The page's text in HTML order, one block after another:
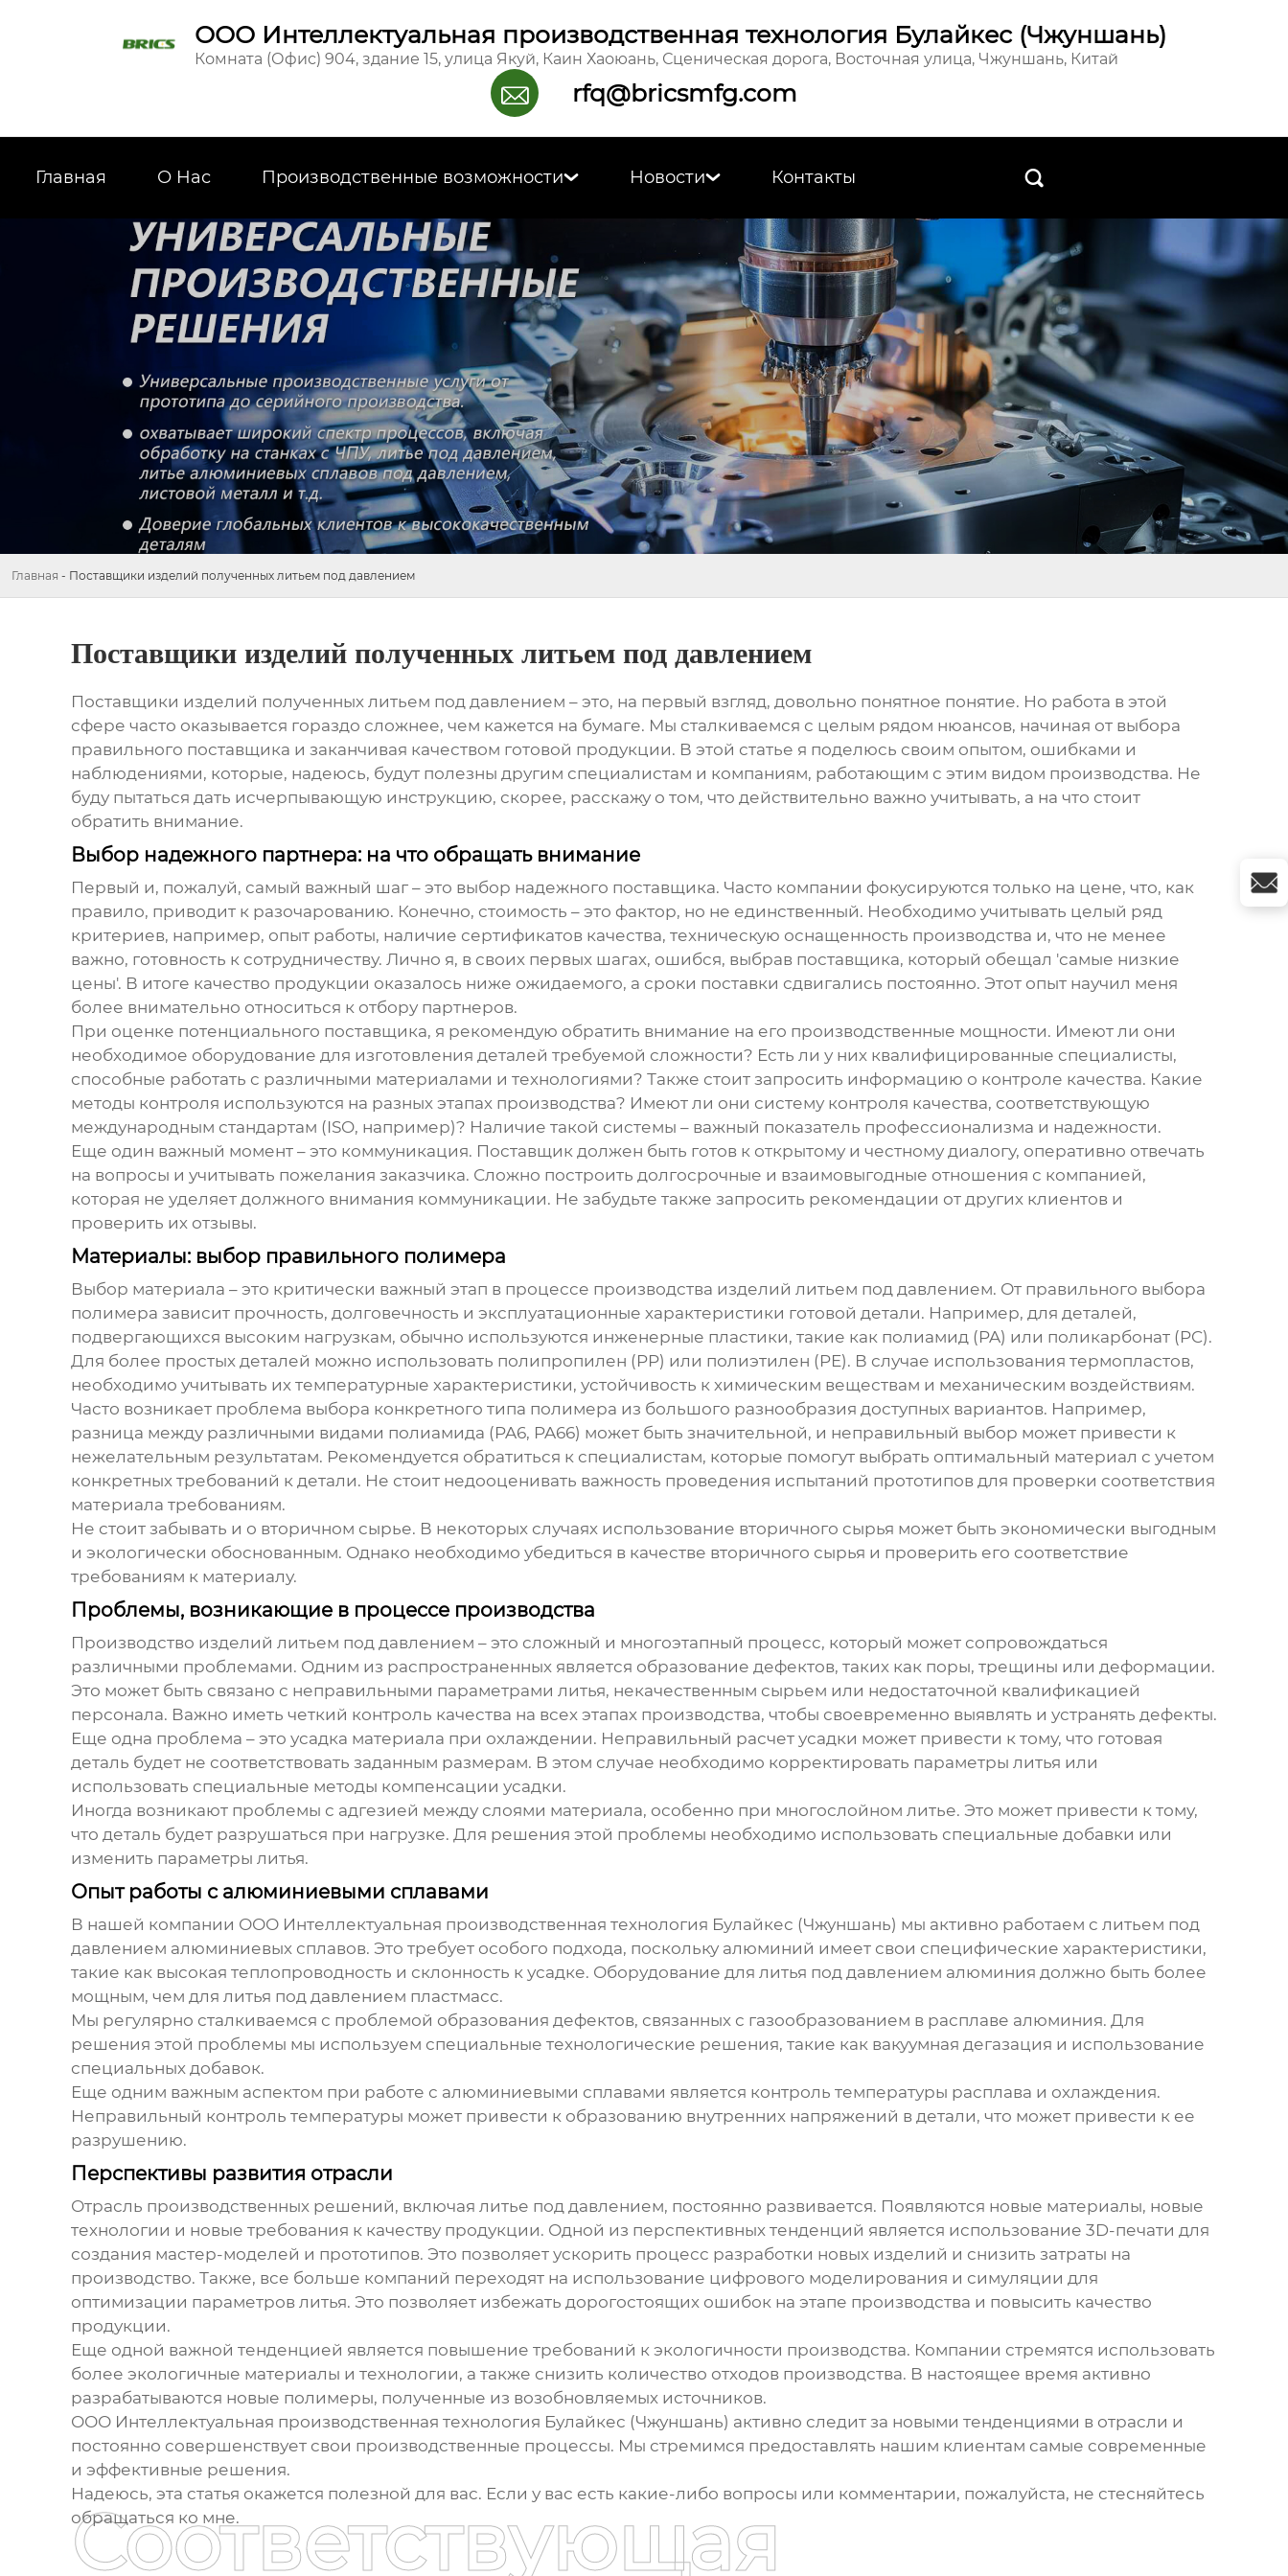
ООО Интеллектуальная производственная технология Булайкес (Чжуншань)
Комната (Офис) 904, здание 15, улица Якуй, Каин Хаоюань, Сценическая дорога, Восточная улица, Чжуншань, Китай
 rfq@bricsmfg.com
Главная О Hас Производственные возможности Новости Контакты 
Главная - Поставщики изделий полученных литьем под давлением
Поставщики изделий полученных литьем под давлением
Поставщики изделий полученных литьем под давлением – это, на первый взгляд, довольно понятное понятие. Но работа в этой
сфере часто оказывается гораздо сложнее, чем кажется на бумаге. Мы сталкиваемся с целым рядом нюансов, начиная от выбора
правильного поставщика и заканчивая качеством готовой продукции. В этой статье я поделюсь своим опытом, ошибками и
наблюдениями, которые, надеюсь, будут полезны другим специалистам и компаниям, работающим с этим видом производства. Не
буду пытаться дать исчерпывающую инструкцию, скорее, расскажу о том, что действительно важно учитывать, а на что стоит
обратить внимание.
Выбор надежного партнера: на что обращать внимание
Первый и, пожалуй, самый важный шаг – это выбор надежного поставщика. Часто компании фокусируются только на цене, что, как
правило, приводит к разочарованию. Конечно, стоимость – это фактор, но не единственный. Необходимо учитывать целый ряд
критериев, например, опыт работы, наличие сертификатов качества, техническую оснащенность производства и, что не менее
важно, готовность к сотрудничеству. Лично я, в своих первых шагах, ошибся, выбрав поставщика, который обещал 'самые низкие
цены'. В итоге качество продукции оказалось ниже ожидаемого, а сроки поставки сдвигались постоянно. Этот опыт научил меня
более внимательно относиться к отбору партнеров.
При оценке потенциального поставщика, я рекомендую обратить внимание на его производственные мощности. Имеют ли они
необходимое оборудование для изготовления деталей требуемой сложности? Есть ли у них квалифицированные специалисты,
способные работать с различными материалами и технологиями? Также стоит запросить информацию о контроле качества. Какие
методы контроля используются на разных этапах производства? Имеют ли они систему контроля качества, соответствующую
международным стандартам (ISO, например)? Наличие такой системы – важный показатель профессионализма и надежности.
Еще один важный момент – это коммуникация. Поставщик должен быть готов к открытому и честному диалогу, оперативно отвечать
на вопросы и учитывать пожелания заказчика. Сложно построить долгосрочные и взаимовыгодные отношения с компанией,
которая не уделяет должного внимания коммуникации. Не забудьте также запросить рекомендации от других клиентов и
проверить их отзывы.
Материалы: выбор правильного полимера
Выбор материала – это критически важный этап в процессе производства изделий литьем под давлением. От правильного выбора
полимера зависит прочность, долговечность и эксплуатационные характеристики готовой детали. Например, для деталей,
подвергающихся высоким нагрузкам, обычно используются инженерные пластики, такие как полиамид (PA) или поликарбонат (PC).
Для более простых деталей можно использовать полипропилен (PP) или полиэтилен (PE). В случае использования термопластов,
необходимо учитывать их температурные характеристики, устойчивость к химическим веществам и механическим воздействиям.
Часто возникает проблема выбора конкретного типа полимера из большого разнообразия доступных вариантов. Например,
разница между различными видами полиамида (PA6, PA66) может быть значительной, и неправильный выбор может привести к
нежелательным результатам. Рекомендуется обратиться к специалистам, которые помогут выбрать оптимальный материал с учетом
конкретных требований к детали. Не стоит недооценивать важность проведения испытаний прототипов для проверки соответствия
материала требованиям.
Не стоит забывать и о вторичном сырье. В некоторых случаях использование вторичного сырья может быть экономически выгодным
и экологически обоснованным. Однако необходимо убедиться в качестве вторичного сырья и проверить его соответствие
требованиям к материалу.
Проблемы, возникающие в процессе производства
Производство изделий литьем под давлением – это сложный и многоэтапный процесс, который может сопровождаться
различными проблемами. Одним из распространенных является образование дефектов, таких как поры, трещины или деформации.
Это может быть связано с неправильными параметрами литья, некачественным сырьем или недостаточной квалификацией
персонала. Важно иметь четкий контроль качества на всех этапах производства, чтобы своевременно выявлять и устранять дефекты.
Еще одна проблема – это усадка материала при охлаждении. Неправильный расчет усадки может привести к тому, что готовая
деталь будет не соответствовать заданным размерам. В этом случае необходимо корректировать параметры литья или
использовать специальные методы компенсации усадки.
Иногда возникают проблемы с адгезией между слоями материала, особенно при многослойном литье. Это может привести к тому,
что деталь будет разрушаться при нагрузке. Для решения этой проблемы необходимо использовать специальные добавки или
изменить параметры литья.
Опыт работы с алюминиевыми сплавами
В нашей компании ООО Интеллектуальная производственная технология Булайкес (Чжуншань) мы активно работаем с литьем под
давлением алюминиевых сплавов. Это требует особого подхода, поскольку алюминий имеет свои специфические характеристики,
такие как высокая теплопроводность и склонность к усадке. Оборудование для литья под давлением алюминия должно быть более
мощным, чем для литья под давлением пластмасс.
Мы регулярно сталкиваемся с проблемой образования дефектов, связанных с газообразованием в расплаве алюминия. Для
решения этой проблемы мы используем специальные технологические решения, такие как вакуумная дегазация и использование
специальных добавок.
Еще одним важным аспектом при работе с алюминиевыми сплавами является контроль температуры расплава и охлаждения.
Неправильный контроль температуры может привести к образованию внутренних напряжений в детали, что может привести к ее
разрушению.
Перспективы развития отрасли
Отрасль производственных решений, включая литье под давлением, постоянно развивается. Появляются новые материалы, новые
технологии и новые требования к качеству продукции. Одной из перспективных тенденций является использование 3D-печати для
создания мастер-моделей и прототипов. Это позволяет ускорить процесс разработки новых изделий и снизить затраты на
производство. Также, все больше компаний переходят на использование цифрового моделирования и симуляции для
оптимизации параметров литья. Это позволяет избежать дорогостоящих ошибок на этапе производства и повысить качество
продукции.
Еще одной важной тенденцией является повышение требований к экологичности производства. Компании стремятся использовать
более экологичные материалы и технологии, а также снизить количество отходов производства. В настоящее время активно
разрабатываются новые полимеры, полученные из возобновляемых источников.
ООО Интеллектуальная производственная технология Булайкес (Чжуншань) активно следит за новыми тенденциями в отрасли и
постоянно совершенствует свои производственные процессы. Мы стремимся предоставлять нашим клиентам самые современные
и эффективные решения.
Надеюсь, эта статья окажется полезной для вас. Если у вас есть какие-либо вопросы или комментарии, пожалуйста, не стесняйтесь
обращаться ко мне.
Соответствующая